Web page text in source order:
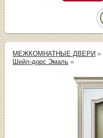
МЕЖКОМНАТНЫЕ ДВЕРИ »
Шейл-дорс Эмаль »